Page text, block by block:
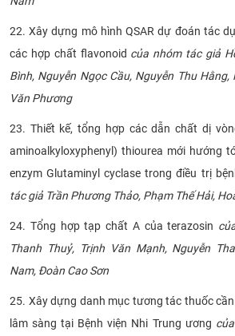
22. Xây dựng mô hình QSAR dự đoán tác
các hợp chất flavonoid của nhóm tác giả
Bình, Nguyễn Ngọc Cầu, Nguyễn Thu Hằng,
Văn Phương
23. Thiết kế, tổng hợp các dẫn chất dị
aminoalkyloxyphenyl) thiourea mới hướng
enzym Glutaminyl cyclase trong điều trị
tác giả Trần Phương Thảo, Phạm Thế Hải,
24. Tổng hợp tạp chất A của terazosin
Thanh Thuỷ, Trịnh Văn Mạnh, Nguyễn
Nam, Đoàn Cao Sơn
25. Xây dựng danh mục tương tác thuốc
lâm sàng tại Bệnh viện Nhi Trung ương